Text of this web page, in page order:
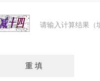
请输入计算结果（